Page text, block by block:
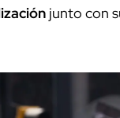
junto con